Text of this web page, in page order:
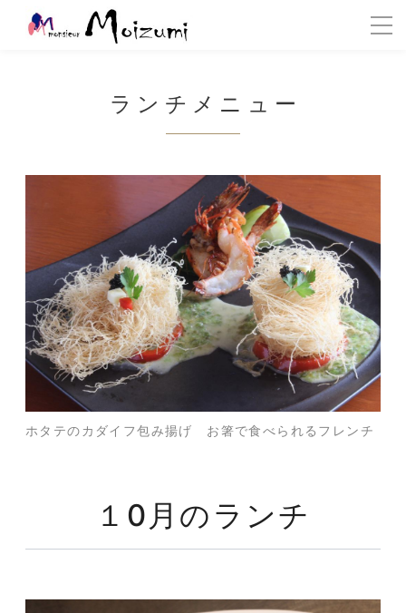
ランチメニュー
ホタテのカダイフ包み揚げ お箸で食べられるフレンチ
１0月のランチ